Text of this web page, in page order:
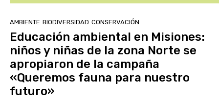
AMBIENTE BIODIVERSIDAD CONSERVACIÓN
Educación ambiental en Misiones:
niños y niñas de la zona Norte se
apropiaron de la campaña
«Queremos fauna para nuestro
futuro»